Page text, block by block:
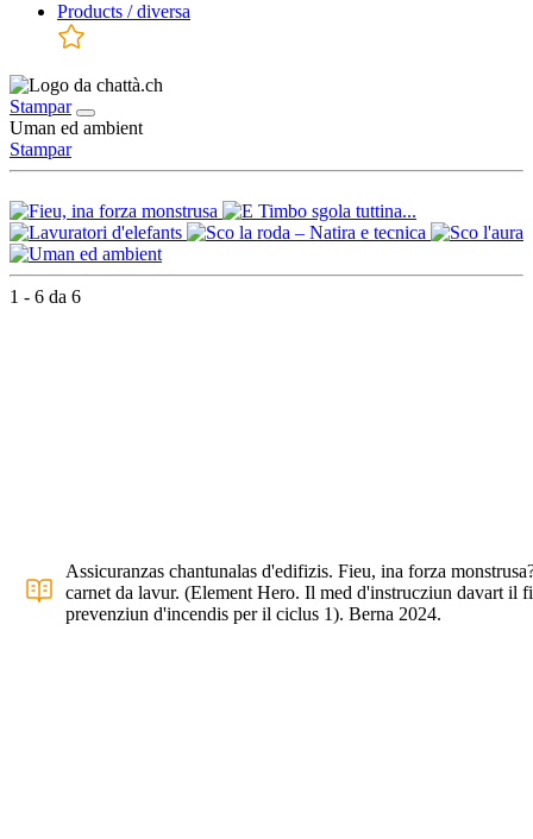
Products / diversa
Stampar
Uman ed ambient
Stampar
1 - 6 da 6
Assicuranzas chantunalas d'edifizis. Fieu, ina forza
carnet da lavur. (Element Hero. Il med d'instrucziun davart il
prevenziun d'incendis per il ciclus 1). Berna 2024.